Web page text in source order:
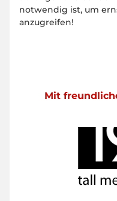
notwendig ist, um
anzugreifen!
Mit